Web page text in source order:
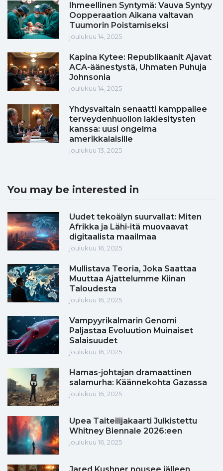
Ihmeellinen Syntymä: Vauva Syntyy
Oopperaation Aikana valtavan
Tuumorin Poistamiseksi
joulukuu 14, 2025
Kapina Kytee: Republikaanit Ajavat
ACA-äänestystä, Uhmaten Puhuja
Johnsonia
joulukuu 14, 2025
Yhdysvaltain senaatti kamppailee
terveydenhuollon lakiesitysten
kanssa: uusi ongelma
amerikkalaisille
joulukuu 13, 2025
You may be interested in
Uudet tekoälyn suurvallat: Miten
Afrikka ja Lähi-itä muovaavat
digitaalista maailmaa
joulukuu 16, 2025
Mullistava Teoria, Joka Saattaa
Muuttaa Ajattelumme Kiinan
Taloudesta
joulukuu 16, 2025
Vampyyrikalmarin Genomi
Paljastaa Evoluution Muinaiset
Salaisuudet
joulukuu 16, 2025
Hamas-johtajan dramaattinen
salamurha: Käännekohta Gazassa
joulukuu 16, 2025
Upea Taiteilijakaarti Julkistettu
Whitney Biennale 2026:een
joulukuu 16, 2025